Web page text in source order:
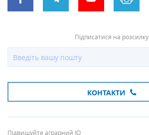
Підписатися на розсилку
КОНТАКТИ
Підвищуйте аграрний IQ